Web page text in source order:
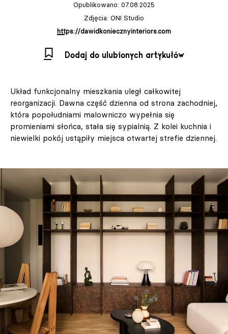
Opublikowano: 07.08.2025
Zdjęcia: ONI Studio
https://dawidkoniecznyinteriors.com
Dodaj do ulubionych artykułów
Układ funkcjonalny mieszkania uległ całkowitej
reorganizacji. Dawna część dzienna od strona zachodniej,
która popołudniami malowniczo wypełnia się
promieniami słońca, stała się sypialnią. Z kolei kuchnia i
niewielki pokój ustąpiły miejsca otwartej strefie dziennej.